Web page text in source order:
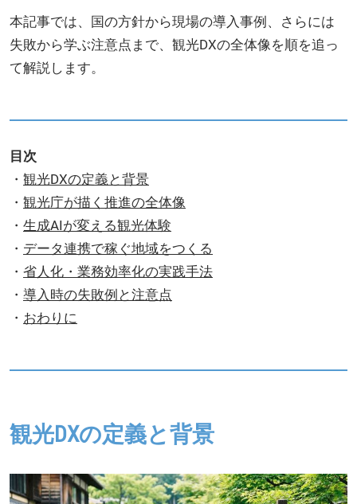
本記事では、国の方針から現場の導入事例、さらには
失敗から学ぶ注意点まで、観光DXの全体像を順を追っ
て解説します。
目次
・ 観光DXの定義と背景
・ 観光庁が描く推進の全体像
・ 生成AIが変える観光体験
・ データ連携で稼ぐ地域をつくる
・ 省人化・業務効率化の実践手法
・ 導入時の失敗例と注意点
・ おわりに
観光DXの定義と背景